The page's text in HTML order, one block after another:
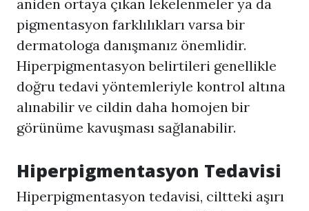
aniden ortaya çıkan lekelenmeler ya da
pigmentasyon farklılıkları varsa bir
dermatologa danışmanız önemlidir.
Hiperpigmentasyonbelirtileri genellikle
doğru tedavi yöntemleriyle kontrol altına
alınabilir ve cildin daha homojen bir
görünüme kavuşması sağlanabilir.
Hiperpigmentasyon Tedavisi
Hiperpigmentasyon tedavisi, ciltteki aşırı